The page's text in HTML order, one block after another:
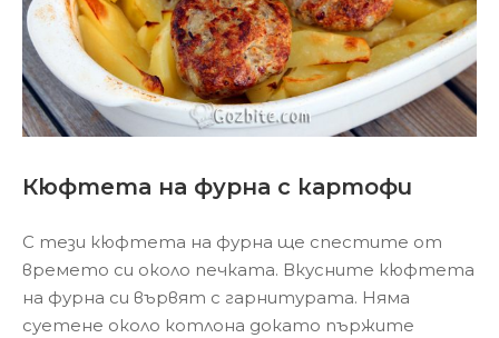
Кюфтета на фурна с картофи
С тези кюфтета на фурна ще спестите от
времето си около печката. Вкусните кюфтета
на фурна си вървят с гарнитурата. Няма
суетене около котлона докато пържите